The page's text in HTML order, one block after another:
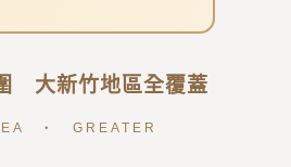
大新竹地區全覆蓋
・ GREATER